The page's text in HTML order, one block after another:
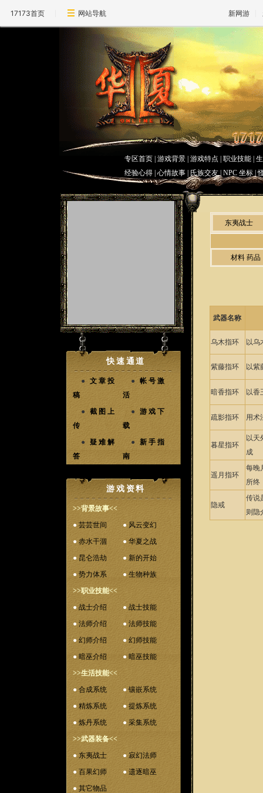
17173首页 网站导航 新网游
专区首页 |游戏背景 |游戏特点 |职业技能 |
经验心得 | 心情故事 | 氏族交友|NPC 坐标 |
快速通道
●
文章投
稿
●
帐号激
活
●
截图上
传
●
游戏下
载
●
疑难解
答
●
新手指
南
游戏资料
>>背景故事<<
● 芸芸世间 ● 风云变幻
● 赤水干涸 ● 华夏之战
● 昆仑浩劫 ● 新的开始
● 势力体系 ● 生物种族
>>职业技能<<
● 战士介绍 ● 战士技能
● 法师介绍 ● 法师技能
● 幻师介绍 ● 幻师技能
● 暗巫介绍 ● 暗巫技能
>>生活技能<<
● 合成系统 ● 镶嵌系统
● 精炼系统 ● 提炼系统
● 炼丹系统 ● 采集系统
>>武器装备<<
● 东夷战士 ● 寂幻法师
● 百果幻师 ● 遗逐暗巫
● 其它物品
东夷战士
材料 药品
武器名称
乌木指环 以乌
紫藤指环 以紫
暗香指环 以香
疏影指环 用术
暮星指环
以天
成
遥月指环
每晚
所终
隐戒
传说
则隐